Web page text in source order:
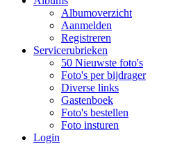
Albumoverzicht
Aanmelden
Registreren
Servicerubrieken
50 Nieuwste foto's
Foto's per bijdrager
Diverse links
Gastenboek
Foto's bestellen
Foto insturen
Login